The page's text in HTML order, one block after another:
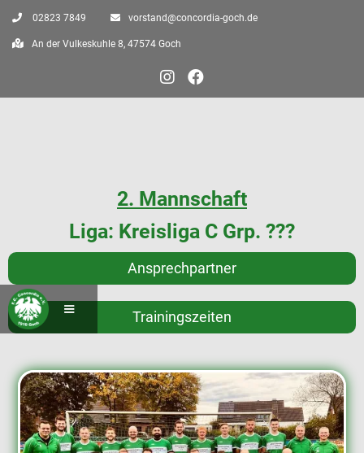
 02823 7849  vorstand@concordia-goch.de
 An der Vulkeskuhle 8, 47574 Goch
 
2. Mannschaft
Liga: Kreisliga C Grp. ???
Ansprechpartner
Trainingszeiten